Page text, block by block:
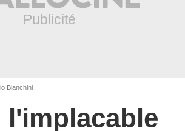
Bianchini
l'implacable